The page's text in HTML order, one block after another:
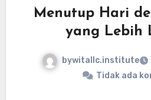
Menutup Hari
yang Lebih
bywitallc.institute
Tidak ada